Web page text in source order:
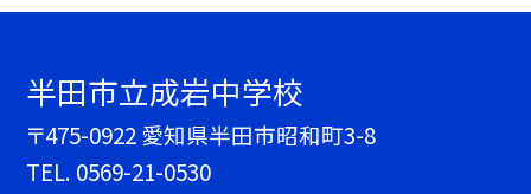
半田市立成岩中学校
〒475-0922 愛知県半田市昭和町3-8
TEL. 0569-21-0530